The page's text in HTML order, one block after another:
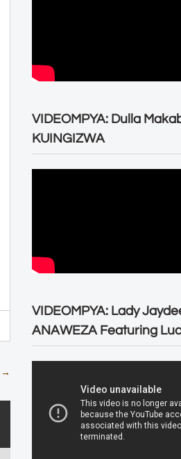
→
VIDEOMPYA: Dulla
KUINGIZWA
VIDEOMPYA: Lady
ANAWEZA Featuring